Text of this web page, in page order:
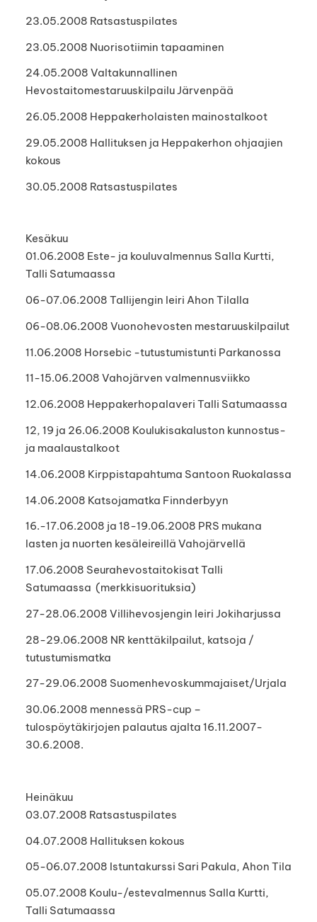
23.05.2008 Ratsastuspilates
23.05.2008 Nuorisotiimin tapaaminen
24.05.2008 Valtakunnallinen
Hevostaitomestaruuskilpailu Järvenpää
26.05.2008 Heppakerholaisten mainostalkoot
29.05.2008 Hallituksen ja Heppakerhon ohjaajien
kokous
30.05.2008 Ratsastuspilates
Kesäkuu
01.06.2008 Este- ja kouluvalmennus Salla Kurtti,
Talli Satumaassa
06-07.06.2008 Tallijengin leiri Ahon Tilalla
06-08.06.2008 Vuonohevosten mestaruuskilpailut
11.06.2008 Horsebic -tutustumistunti Parkanossa
11-15.06.2008 Vahojärven valmennusviikko
12.06.2008 Heppakerhopalaveri Talli Satumaassa
12, 19 ja 26.06.2008 Koulukisakaluston kunnostus-
ja maalaustalkoot
14.06.2008 Kirppistapahtuma Santoon Ruokalassa
14.06.2008 Katsojamatka Finnderbyyn
16.-17.06.2008 ja 18-19.06.2008 PRS mukana
lasten ja nuorten kesäleireillä Vahojärvellä
17.06.2008 Seurahevostaitokisat Talli
Satumaassa (merkkisuorituksia)
27-28.06.2008 Villihevosjengin leiri Jokiharjussa
28-29.06.2008 NR kenttäkilpailut, katsoja /
tutustumismatka
27-29.06.2008 Suomenhevoskummajaiset/Urjala
30.06.2008 mennessä PRS-cup –
tulospöytäkirjojen palautus ajalta 16.11.2007-
30.6.2008.
Heinäkuu
03.07.2008 Ratsastuspilates
04.07.2008 Hallituksen kokous
05-06.07.2008 Istuntakurssi Sari Pakula, Ahon Tila
05.07.2008 Koulu-/estevalmennus Salla Kurtti,
Talli Satumaassa